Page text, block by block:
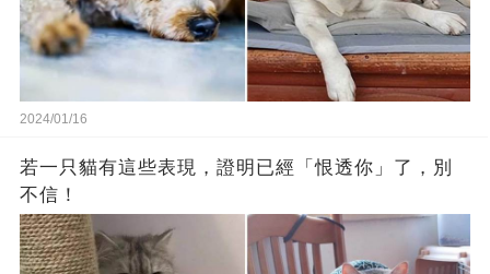
2024/01/16
若一只貓有這些表現，證明已經「恨透你」了，別
不信！